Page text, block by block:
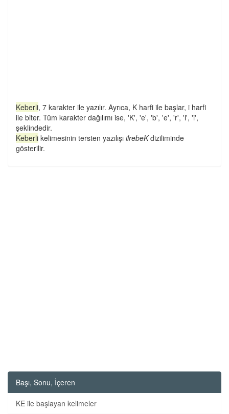
Keberli, 7 karakter ile yazılır. Ayrıca, K harfi ile başlar, i harfi
ile biter. Tüm karakter dağılımı ise, 'K', 'e', 'b', 'e', 'r', 'l', 'i',
şeklindedir.
Keberli kelimesinin tersten yazılışı ilrebeKdiziliminde
gösterilir.
Başı, Sonu, İçeren
KE ile başlayan kelimeler